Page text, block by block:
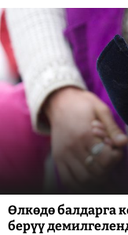
Өлкөдө балдарга
берүү